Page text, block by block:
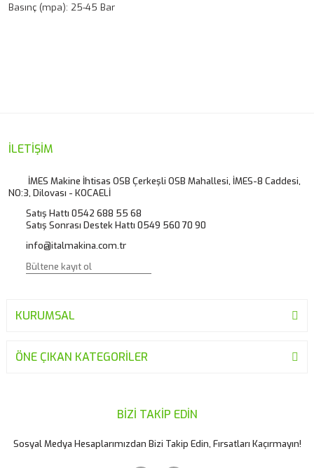
Basınç (mpa): 25-45 Bar
Ürün resmi kalitesiz, bozuk veya görüntülenemiyor.
Ürün bilgilerinde hatalar bulunuyor.
Ürün fiyatı diğer sitelerden daha pahalı.
Bu ürüne benzer farklı alternatifler olmalı.
İLETİŞİM
İMES Makine İhtisas OSB Çerkeşli OSB Mahallesi, İMES-8 Caddesi,
NO:3, Dilovası - KOCAELİ
Satış Hattı 0542 688 55 68
Satış Sonrası Destek Hattı 0549 560 70 90
info@italmakina.com.tr
KURUMSAL
ÖNE ÇIKAN KATEGORİLER
BİZİ TAKİP EDİN
Sosyal Medya Hesaplarımızdan Bizi Takip Edin, Fırsatları Kaçırmayın!